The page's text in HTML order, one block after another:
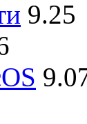
9.25